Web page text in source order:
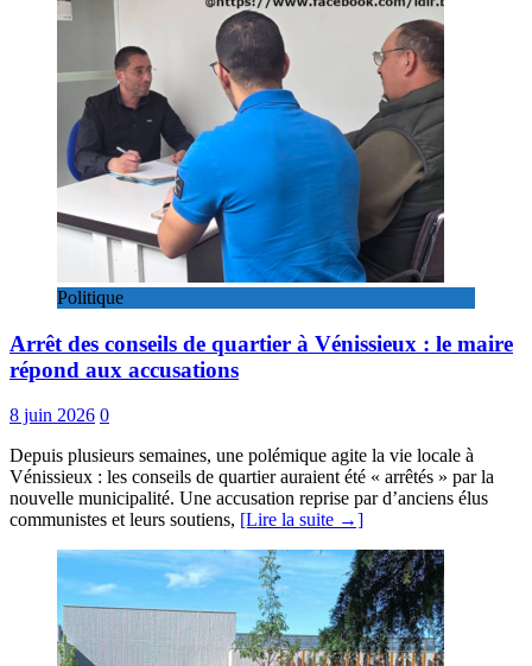
Politique
Arrêt des conseils de quartier à Vénissieux : le maire
répond aux accusations
8 juin 2026 0
Depuis plusieurs semaines, une polémique agite la vie locale à
Vénissieux : les conseils de quartier auraient été « arrêtés » par la
nouvelle municipalité. Une accusation reprise par d’anciens élus
communistes et leurs soutiens, [Lire la suite →]